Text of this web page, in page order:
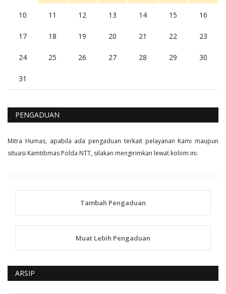
10 11 12 13 14 15 16
17 18 19 20 21 22 23
24 25 26 27 28 29 30
31
PENGADUAN
Mitra Humas, apabila ada pengaduan terkait pelayanan Kami maupun
situasi Kamtibmas Polda NTT, silakan mengirimkan lewat kolom ini.
Tambah Pengaduan
Muat Lebih Pengaduan
ARSIP